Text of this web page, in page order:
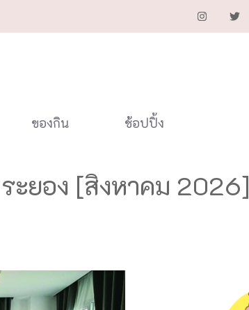
ของกิน ช้อปปิ้ง
ะยอง [สิงหาคม 2026]